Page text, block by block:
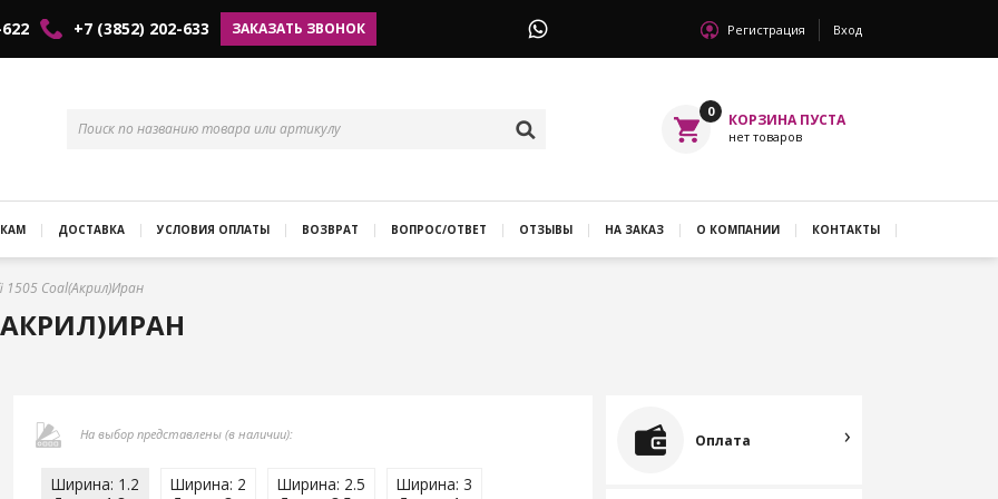
+7 (3852) 202-633 ЗАКАЗАТЬ ЗВОНОК Регистрация Вход
0
ДОСТАВКА УСЛОВИЯ ОПЛАТЫ ВОЗВРАТ ВОПРОС/ОТВЕТ ОТЗЫВЫ НА ЗАКАЗ О КОМПАНИИ КОНТАКТЫ
1505 Coal(Акрил)Иран
На выбор представлены (в наличии):
Ширина: 1.2
Ширина: 2
Ширина: 2.5
Ширина: 3
Оплата